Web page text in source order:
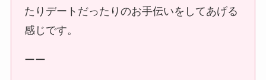
たりデートだったりのお手伝いをしてあげる
感じです。
ーー